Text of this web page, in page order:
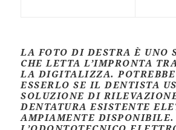
LA FOTO DI DESTRA È UNO
CHE LETTA L’IMPRONTA
LA DIGITALIZZA.
ESSERLO SE IL DENTISTA
SOLUZIONE DI
DENTATURA ESISTENTE
AMPIAMENTE DISPONIBILE.